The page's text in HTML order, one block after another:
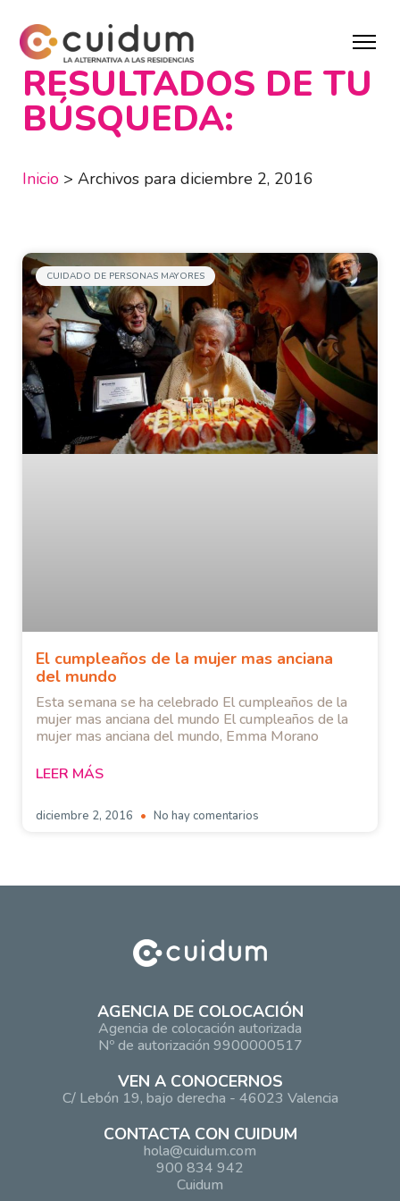
RESULTADOS DE TU
BÚSQUEDA:
Inicio > Archivos para diciembre 2, 2016
CUIDADO DE PERSONAS MAYORES
El cumpleaños de la mujer mas anciana
del mundo
Esta semana se ha celebrado El cumpleaños de la
mujer mas anciana del mundo El cumpleaños de la
mujer mas anciana del mundo, Emma Morano
LEER MÁS
diciembre 2, 2016 No hay comentarios
AGENCIA DE COLOCACIÓN
Agencia de colocación autorizada
Nº de autorización 9900000517
VEN A CONOCERNOS
C/ Lebón 19, bajo derecha - 46023 Valencia
CONTACTA CON CUIDUM
hola@cuidum.com
900 834 942
Cuidum